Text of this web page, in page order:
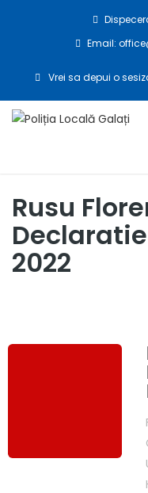
Email:
Vrei sa depui o
Rusu
2022